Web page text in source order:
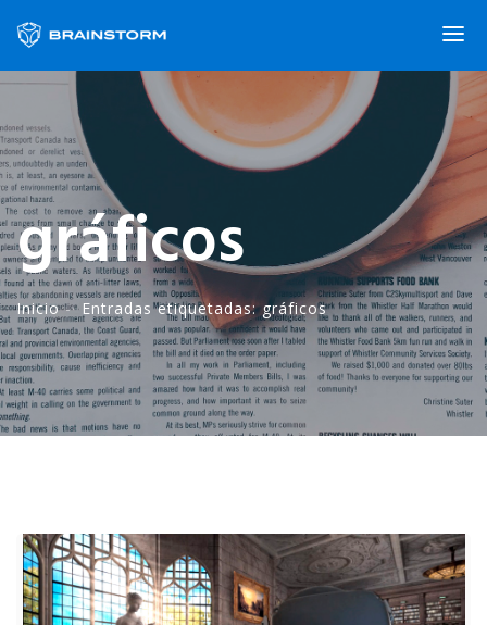
gráficos
Inicio -· Entradas etiquetadas: gráficos